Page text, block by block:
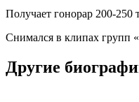
Получает гонорар 200-250
Снимался в клипах групп
Другие